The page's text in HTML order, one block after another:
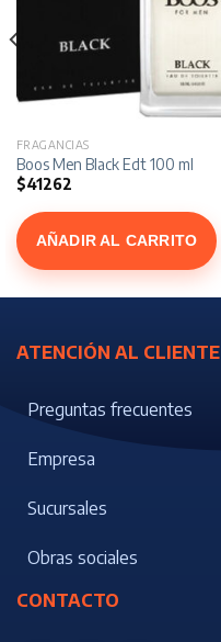
FRAGANCIAS
Boos Men Black Edt 100 ml
$41262
AÑADIR AL CARRITO
ATENCIÓN AL CLIENTE
Preguntas frecuentes
Empresa
Sucursales
Obras sociales
CONTACTO